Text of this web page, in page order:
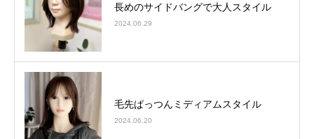
長めのサイドバングで大人スタイル
2024.06.29
毛先ぱっつんミディアムスタイル
2024.06.20